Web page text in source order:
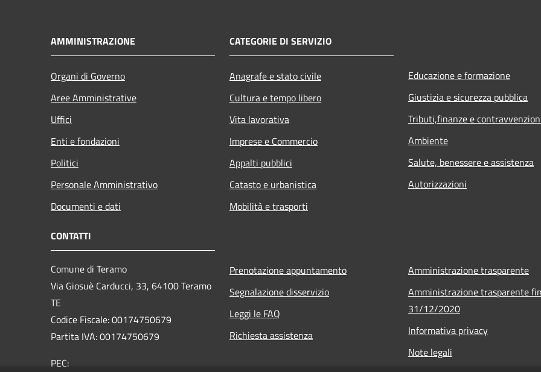
AMMINISTRAZIONE
Organi di Governo
Aree Amministrative
Uffici
Enti e fondazioni
Politici
Personale Amministrativo
Documenti e dati
CATEGORIE DI SERVIZIO
Anagrafe e stato civile
Cultura e tempo libero
Vita lavorativa
Imprese e Commercio
Appalti pubblici
Catasto e urbanistica
Mobilità e trasporti
Educazione e formazione
Giustizia e sicurezza pubblica
Tributi,finanze e
Ambiente
Salute, benessere e assistenza
Autorizzazioni
CONTATTI
Comune di Teramo
Via Giosuè Carducci, 33, 64100 Teramo
TE
Codice Fiscale: 00174750679
Partita IVA: 00174750679
PEC:
Prenotazione appuntamento
Segnalazione disservizio
Leggi le FAQ
Richiesta assistenza
Amministrazione trasparente
Amministrazione trasparente
31/12/2020
Informativa privacy
Note legali